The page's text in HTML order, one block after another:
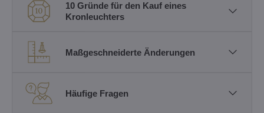
10 Gründe für den Kauf eines
Kronleuchters
Maßgeschneiderte Änderungen
Häufige Fragen